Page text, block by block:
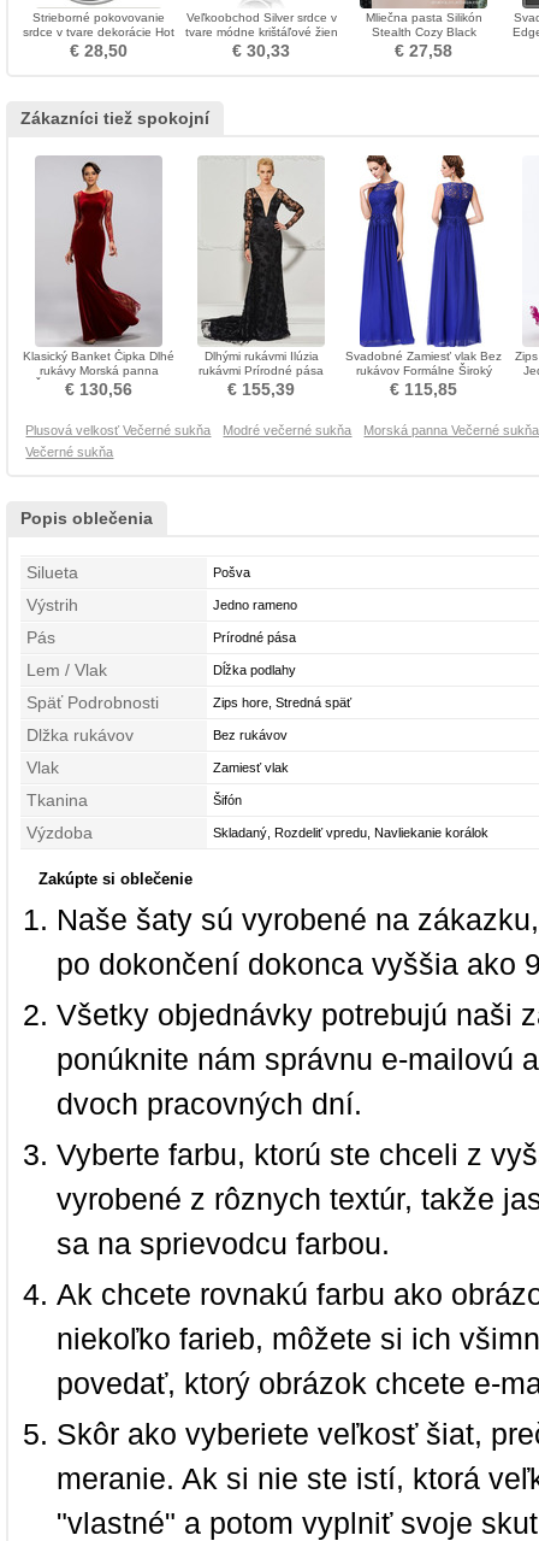
Strieborné pokovovanie
srdce v tvare dekorácie Hot
sale náhrdelník prívesok
€ 28,50
Veľkoobchod Silver srdce v
tvare módne krištáľové žien
náhrdelník
€ 30,33
Mliečna pasta Silikón
Stealth Cozy Black
Neviditeľná podprsenka
€ 27,58
Zákazníci tiež spokojní
Klasický Banket Čipka Dlhé
rukávy Morská panna
Čalúnené Večerné šaty
€ 130,56
Dlhými rukávmi Ilúzia
rukávmi Prírodné pása
Formálne Večerné šaty
€ 155,39
Svadobné Zamiesť vlak Bez
rukávov Formálne Široký
plytký výstrih Večerné šaty
€ 115,85
Plusová velkosť Večerné sukňa Modré večerné sukňa
Morská panna Večerné sukňa
Večerné sukňa
Popis oblečenia
Silueta Pošva
Výstrih Jedno rameno
Pás Prírodné pása
Lem / Vlak Dĺžka podlahy
Späť Podrobnosti Zips hore, Stredná späť
Dlžka rukávov Bez rukávov
Vlak Zamiesť vlak
Tkanina Šifón
Výzdoba Skladaný, Rozdeliť vpredu, Navliekanie korálok
Zakúpte si oblečenie
Naše šaty sú vyrobené na
po dokončení dokonca vyššia ako
Všetky objednávky potrebujú naši
ponúknite nám správnu e-mailovú
dvoch pracovných dní.
Vyberte farbu, ktorú ste chceli z
vyrobené z rôznych textúr, takže
sa na sprievodcu farbou.
Ak chcete rovnakú farbu ako
niekoľko farieb, môžete si ich
povedať, ktorý obrázok chcete e-
Skôr ako vyberiete veľkosť šiat,
meranie. Ak si nie ste istí, ktorá
"vlastné" a potom vyplniť svoje